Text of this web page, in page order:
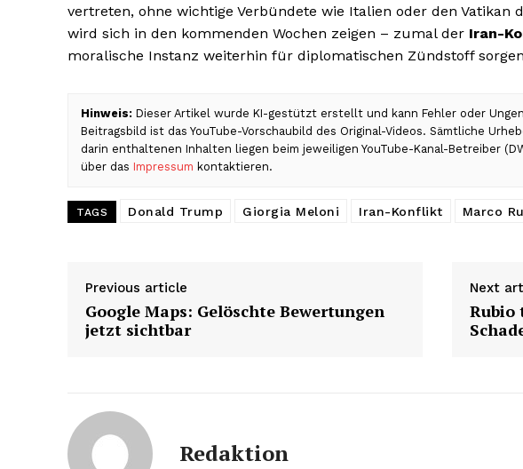
vertreten, ohne wichtige Verbündete wie Italien oder den Vatikan
wird sich in den kommenden Wochen zeigen – zumal der Iran-
moralische Instanz weiterhin für diplomatischen Zündstoff
Hinweis: Dieser Artikel wurde KI-gestützt erstellt und kann Fehler oder
Beitragsbild ist das YouTube-Vorschaubild des Original-Videos. Sämtliche
darin enthaltenen Inhalten liegen beim jeweiligen YouTube-Kanal-Betreiber
über das Impressum kontaktieren.
TAGS Donald Trump Giorgia Meloni Iran-Konflikt Marco
Previous article
Google Maps: Gelöschte Bewertungen
jetzt sichtbar
Next
Rubio
Redaktion